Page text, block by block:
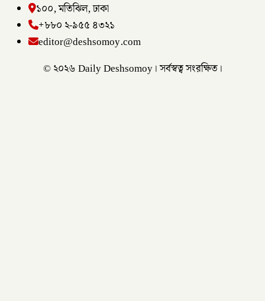
১০০, মতিঝিল, ঢাকা
+৮৮০ ২-৯৫৫ ৪৩২১
editor@deshsomoy.com
© ২০২৬ Daily Deshsomoy। সর্বস্বত্ব সংরক্ষিত।